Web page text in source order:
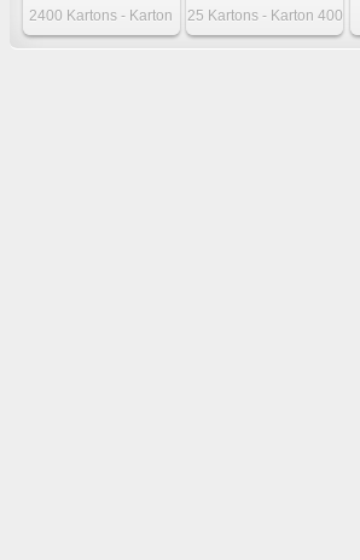
2400 Kartons - Karton
180 x 180 x 125mm
25 Kartons - Karton 400
x 400 x 100mm